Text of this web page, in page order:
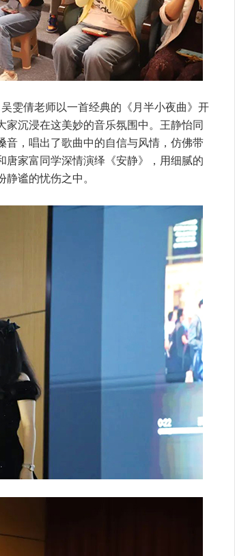
雯倩老师以一首经典的《月半小夜曲》开
沉浸在这美妙的音乐氛围中。王静怡同
音，唱出了歌曲中的自信与风情，仿佛带
家富同学深情演绎《安静》，用细腻的
谧的忧伤之中。